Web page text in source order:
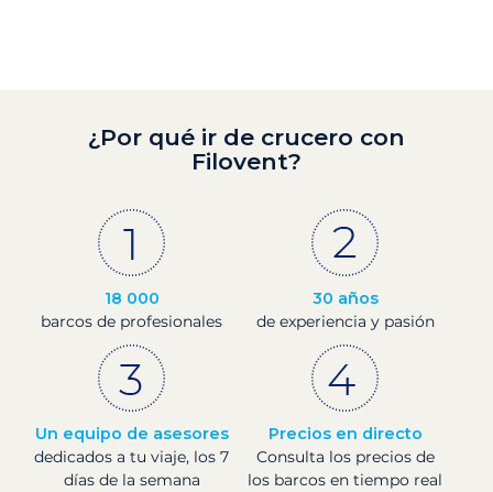
¿Por qué ir de crucero con
Filovent?
18 000
barcos de profesionales
30 años
de experiencia y pasión
Un equipo de asesores
dedicados a tu viaje, los 7
días de la semana
Precios en directo
Consulta los precios de
los barcos en tiempo real